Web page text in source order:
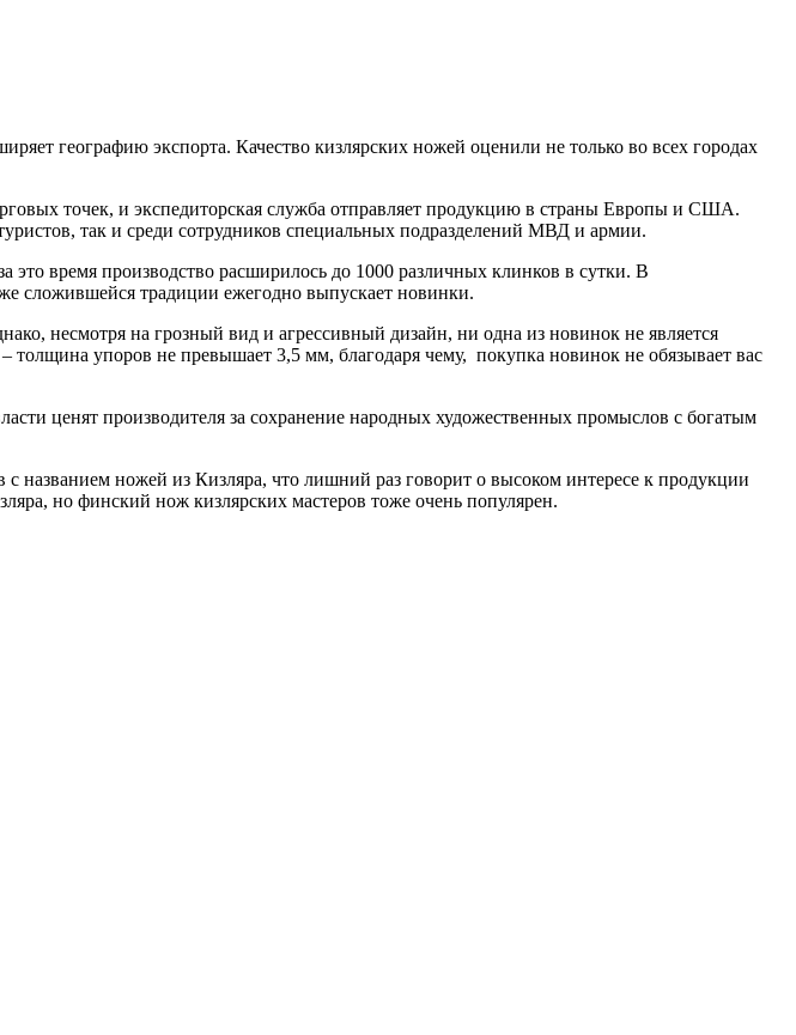
географию экспорта. Качество кизлярских ножей оценили не только во всех городах
точек, и экспедиторская служба отправляет продукцию в страны Европы и США.
так и среди сотрудников специальных подразделений МВД и армии.
это время производство расширилось до 1000 различных клинков в сутки. В
сложившейся традиции ежегодно выпускает новинки.
несмотря на грозный вид и агрессивный дизайн, ни одна из новинок не является
упоров не превышает 3,5 мм, благодаря чему, покупка новинок не обязывает вас
ценят производителя за сохранение народных художественных промыслов с богатым
названием ножей из Кизляра, что лишний раз говорит о высоком интересе к продукции
но финский нож кизлярских мастеров тоже очень популярен.